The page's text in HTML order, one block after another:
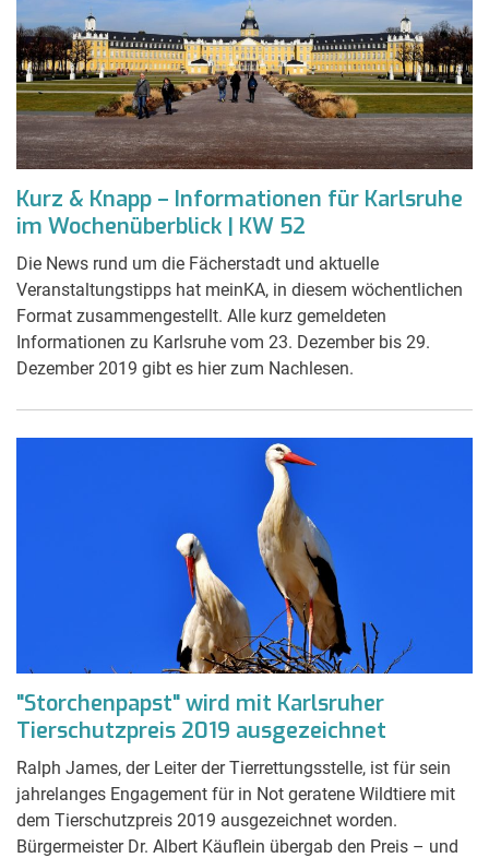
Kurz & Knapp – Informationen für Karlsruhe
im Wochenüberblick | KW 52
Die News rund um die Fächerstadt und aktuelle
Veranstaltungstipps hat meinKA, in diesem wöchentlichen
Format zusammengestellt. Alle kurz gemeldeten
Informationen zu Karlsruhe vom 23. Dezember bis 29.
Dezember 2019 gibt es hier zum Nachlesen.
"Storchenpapst" wird mit Karlsruher
Tierschutzpreis 2019 ausgezeichnet
Ralph James, der Leiter der Tierrettungsstelle, ist für sein
jahrelanges Engagement für in Not geratene Wildtiere mit
dem Tierschutzpreis 2019 ausgezeichnet worden.
Bürgermeister Dr. Albert Käuflein übergab den Preis – und